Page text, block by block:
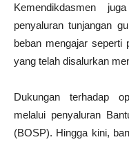
Kemendikdasmen
penyaluran tunjangan
beban mengajar seperti
yang telah disalurkan
Dukungan terhadap
melalui penyaluran
(BOSP). Hingga kini,